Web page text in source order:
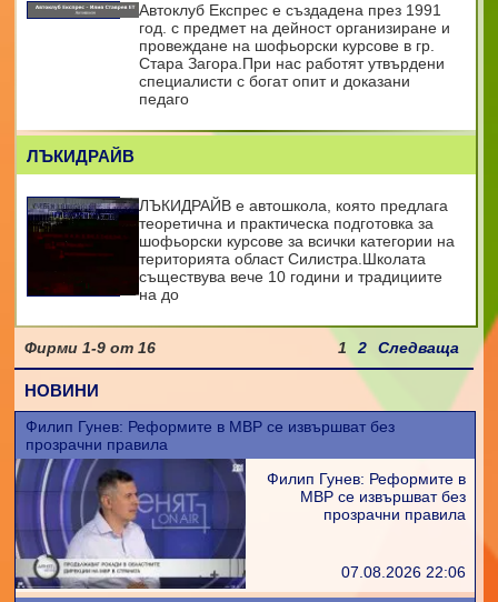
Автоклуб Експрес е създаденa през 1991
год. с предмет на дейност организиране и
провеждане на шофьорски курсове в гр.
Стара Загора.При нас работят утвърдени
специалисти с богат опит и доказани
педаго
ЛЪКИДРАЙВ
ЛЪКИДРАЙВ е автошкола, която предлага
теоретична и практическа подготовка за
шофьорски курсове за всички категории на
територията област Силистра.Школата
съществува вече 10 години и традициите
на до
Фирми 1-9от 16 1 2 Следваща
НОВИНИ
Филип Гунев: Реформите в МВР се извършват без
прозрачни правила
Филип Гунев: Реформите в
МВР се извършват без
прозрачни правила
07.08.2026 22:06